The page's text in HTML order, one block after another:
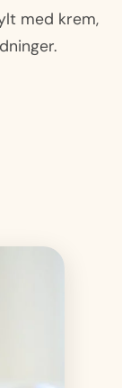
med krem,